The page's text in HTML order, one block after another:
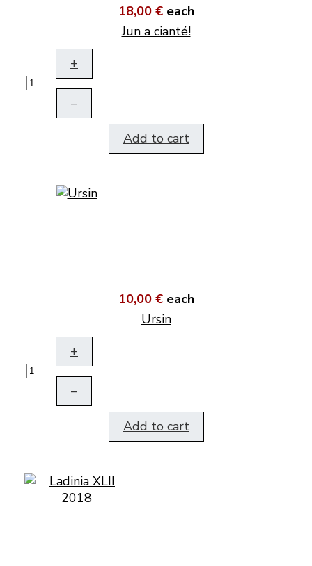
18,00 € each
Jun a cianté!
+
–
Add to cart
10,00 € each
Ursin
+
–
Add to cart